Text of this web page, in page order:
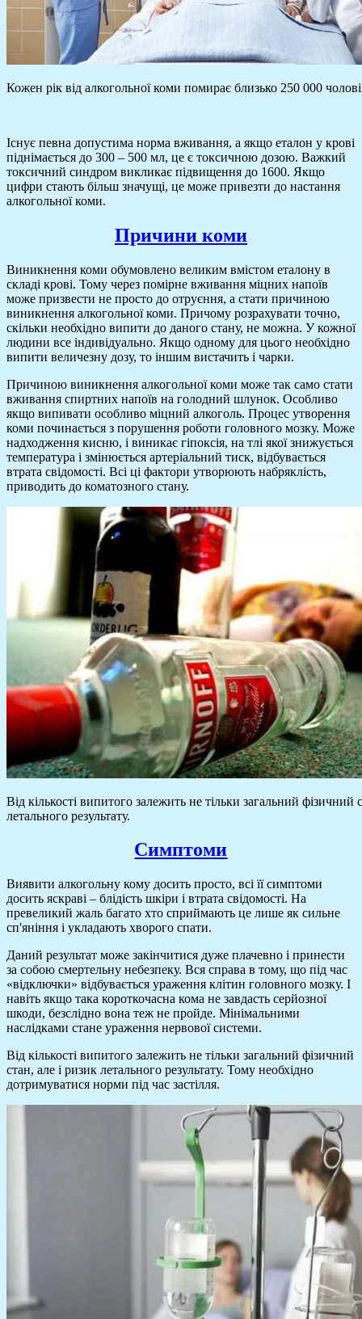
Кожен рік від алкогольної коми помирає близько 250 000
Існує певна допустима норма вживання, а якщо еталон у крові
піднімається до 300 – 500 мл, це є токсичною дозою. Важкий
токсичний синдром викликає підвищення до 1600. Якщо
цифри стають більш значущі, це може привезти до настання
алкогольної коми.
Причини коми
Виникнення коми обумовлено великим вмістом еталону в
складі крові. Тому через помірне вживання міцних напоїв
може призвести не просто до отруєння, а стати причиною
виникнення алкогольної коми. Причому розрахувати точно,
скільки необхідно випити до даного стану, не можна. У кожної
людини все індивідуально. Якщо одному для цього необхідно
випити величезну дозу, то іншим вистачить і чарки.
Причиною виникнення алкогольної коми може так само стати
вживання спиртних напоїв на голодний шлунок. Особливо
якщо випивати особливо міцний алкоголь. Процес утворення
коми починається з порушення роботи головного мозку. Може
надходження кисню, і виникає гіпоксія, на тлі якої знижується
температура і змінюється артеріальний тиск, відбувається
втрата свідомості. Всі ці фактори утворюють набряклість,
приводить до коматозного стану.
Від кількості випитого залежить не тільки загальний фізичний
летального результату.
Симптоми
Виявити алкогольну кому досить просто, всі її симптоми
досить яскраві – блідість шкіри і втрата свідомості. На
превеликий жаль багато хто сприймають це лише як сильне
сп'яніння і укладають хворого спати.
Даний результат може закінчитися дуже плачевно і принести
за собою смертельну небезпеку. Вся справа в тому, що під час
«відключки» відбувається ураження клітин головного мозку. І
навіть якщо така короткочасна кома не завдасть серйозної
шкоди, безслідно вона теж не пройде. Мінімальними
наслідками стане ураження нервової системи.
Від кількості випитого залежить не тільки загальний фізичний
стан, але і ризик летального результату. Тому необхідно
дотримуватися норми під час застілля.